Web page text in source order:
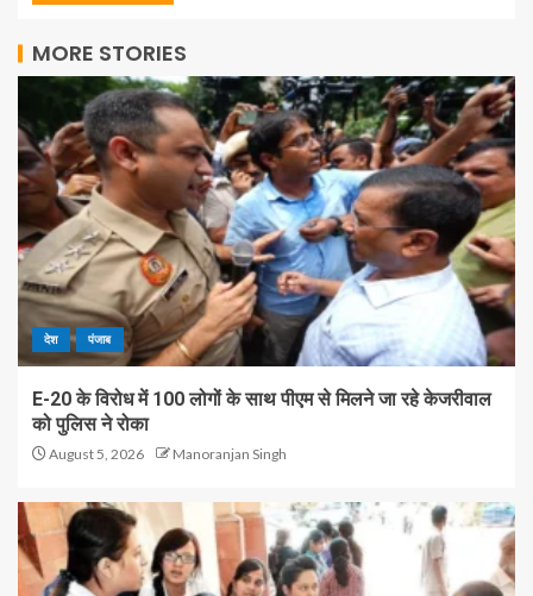
MORE STORIES
देश पंजाब
E-20 के विरोध में 100 लोगों के साथ पीएम से मिलने जा रहे केजरीवाल
को पुलिस ने रोका
August 5, 2026 Manoranjan Singh